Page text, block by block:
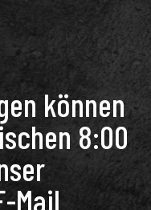
können
8:00
Mail